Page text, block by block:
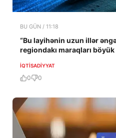
BU GÜN / 11:18
“Bu layihənin uzun illər
regiondakı maraqları böyük
İQTISADIYYAT
0 0